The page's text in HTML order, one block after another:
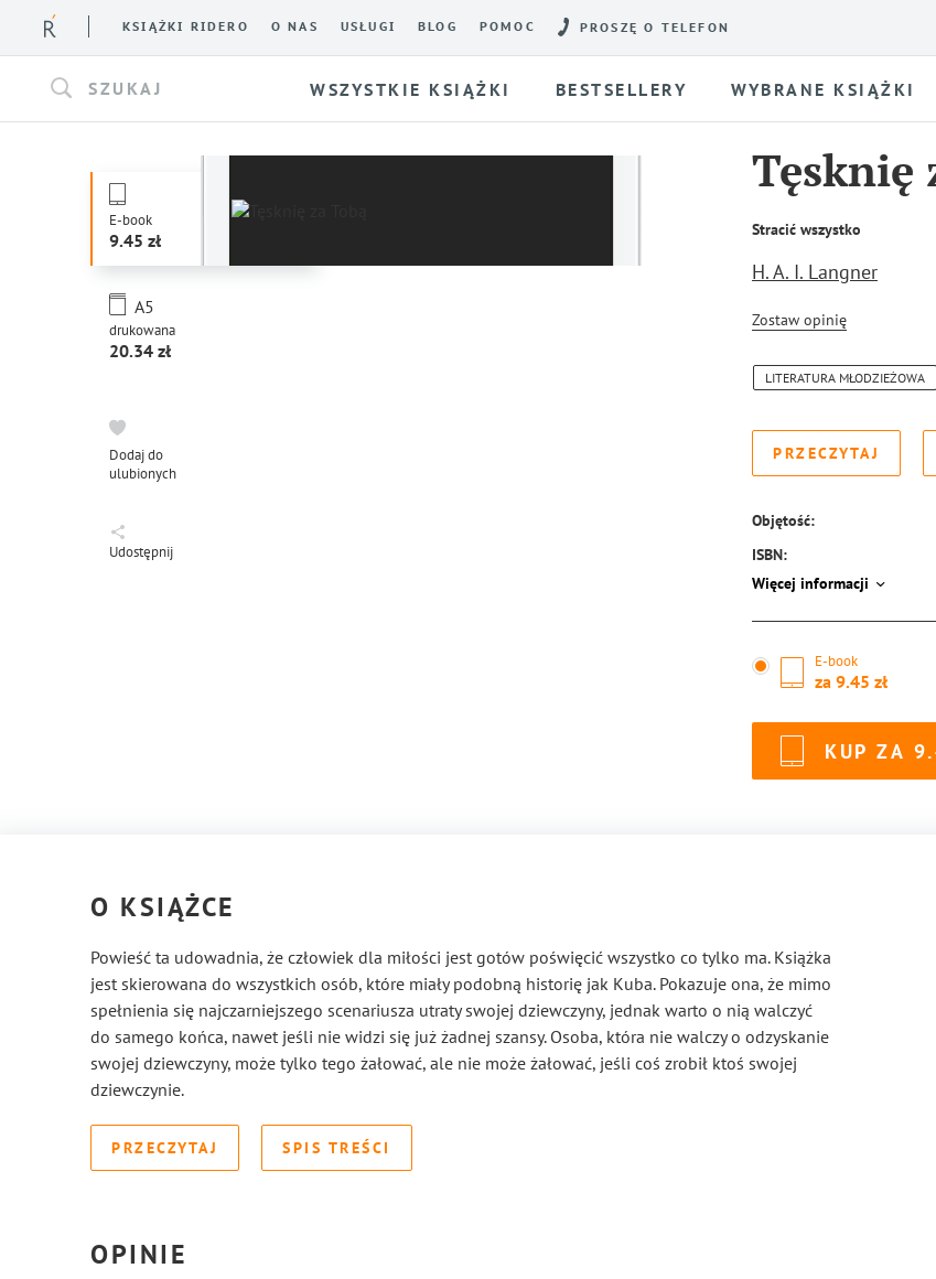
KSIĄŻKI RIDERO O NAS USŁUGI BLOG POMOC PROSZĘ O TELEFON
SZUKAJ WSZYSTKIE KSIĄŻKI BESTSELLERY WYBRANE KSIĄŻKI
E-book
9.45
drukowana
A5
20.34
Dodaj do
ulubionych
Udostępnij
Tęsknię
Stracić wszystko
H. A. I. Langner
Zostaw opinię
LITERATURA MŁODZIEŻOWA
PRZECZYTAJ
Objętość:
ISBN:
Więcej informacji
E-book
za 9.45
KUP ZA
O KSIĄŻCE
Powieść ta udowadnia, że człowiek dla miłości jest gotów poświęcić wszystko co tylko ma. Książka
jest skierowana do wszystkich osób, które miały podobną historię jak Kuba. Pokazuje ona, że mimo
spełnienia się najczarniejszego scenariusza utraty swojej dziewczyny, jednak warto o nią walczyć
do samego końca, nawet jeśli nie widzi się już żadnej szansy. Osoba, która nie walczy o odzyskanie
swojej dziewczyny, może tylko tego żałować, ale nie może żałować, jeśli coś zrobił ktoś swojej
dziewczynie.
PRZECZYTAJ SPIS TREŚCI
OPINIE